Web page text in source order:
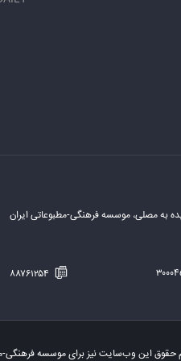
به مصلی، موسسه فرهنگی-مطبوعاتی ایران
حقوق این وب‌سایت نیز برای موسسه